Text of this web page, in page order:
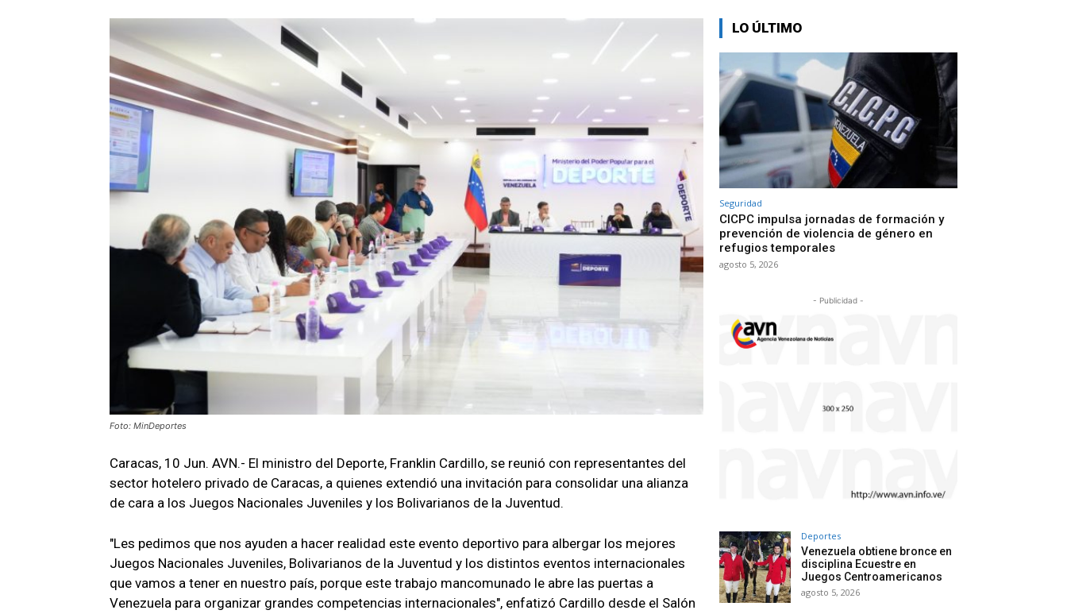
Foto: MinDeportes
Caracas, 10 Jun. AVN.- El ministro del Deporte, Franklin Cardillo, se reunió con representantes del
sector hotelero privado de Caracas, a quienes extendió una invitación para consolidar una alianza
de cara a los Juegos Nacionales Juveniles y los Bolivarianos de la Juventud.
"Les pedimos que nos ayuden a hacer realidad este evento deportivo para albergar los mejores
Juegos Nacionales Juveniles, Bolivarianos de la Juventud y los distintos eventos internacionales
que vamos a tener en nuestro país, porque este trabajo mancomunado le abre las puertas a
Venezuela para organizar grandes competencias internacionales", enfatizó Cardillo desde el Salón
LO ÚLTIMO
Seguridad
CICPC impulsa jornadas de formación y
prevención de violencia de género en
refugios temporales
agosto 5, 2026
- Publicidad -
Deportes
Venezuela obtiene bronce en
disciplina Ecuestre en
Juegos Centroamericanos
agosto 5, 2026